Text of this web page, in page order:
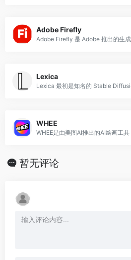
Adobe Firefly
Lexica
WHEE
WHEE是由美图AI推出的AI绘画工具
暂无评论